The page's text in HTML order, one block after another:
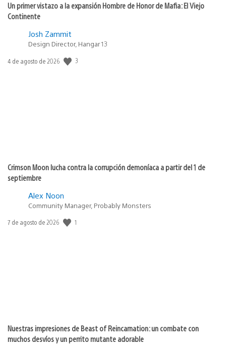
Un primer vistazo a la expansión Hombre de Honor de Mafia: El Viejo
Continente
Josh Zammit
Design Director, Hangar 13
Fecha
4 de agosto de 2026 3
Crimson Moon lucha contra la corrupción demoníaca a partir del 1 de
septiembre
Alex Noon
Community Manager, Probably Monsters
Fecha
7 de agosto de 2026 1
Nuestras impresiones de Beast of Reincarnation: un combate con
muchos desvíos y un perrito mutante adorable